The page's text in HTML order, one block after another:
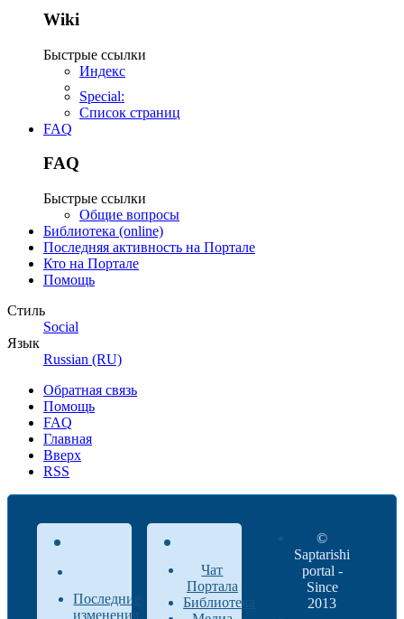
Wiki
Быстрые ссылки
Индекс
Special:
Список страниц
FAQ
FAQ
Быстрые ссылки
Общие вопросы
Библиотека (online)
Последняя активность на Портале
Кто на Портале
Помощь
Стиль
Social
Язык
Russian (RU)
Обратная связь
Помощь
FAQ
Главная
Вверх
RSS
Последние
изменения
Чат
Портала
Библиотека
©
Saptarishi
portal -
Since
2013